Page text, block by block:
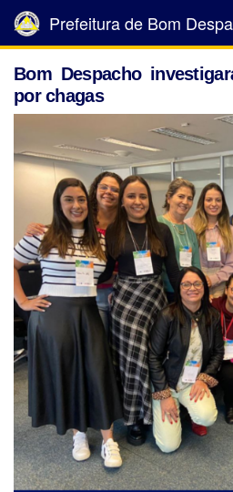
Prefeitura de Bom
Bom Despacho
por chagas